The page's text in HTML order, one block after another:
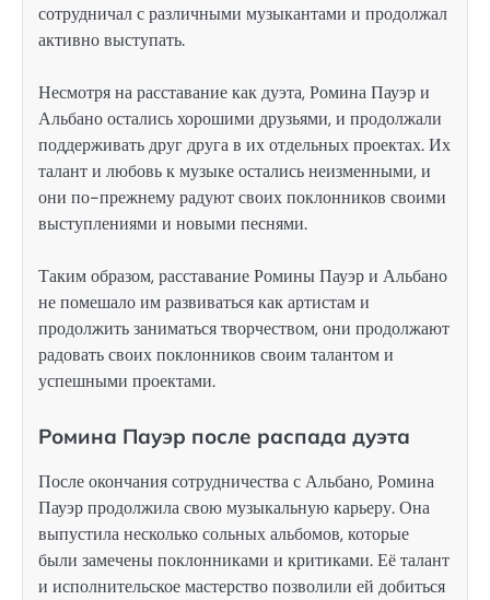
сотрудничал с различными музыкантами и продолжал
активно выступать.
Несмотря на расставание как дуэта, Ромина Пауэр и
Альбано остались хорошими друзьями, и продолжали
поддерживать друг друга в их отдельных проектах. Их
талант и любовь к музыке остались неизменными, и
они по-прежнему радуют своих поклонников своими
выступлениями и новыми песнями.
Таким образом, расставание Ромины Пауэр и Альбано
не помешало им развиваться как артистам и
продолжить заниматься творчеством, они продолжают
радовать своих поклонников своим талантом и
успешными проектами.
Ромина Пауэр после распада дуэта
После окончания сотрудничества с Альбано, Ромина
Пауэр продолжила свою музыкальную карьеру. Она
выпустила несколько сольных альбомов, которые
были замечены поклонниками и критиками. Её талант
и исполнительское мастерство позволили ей добиться